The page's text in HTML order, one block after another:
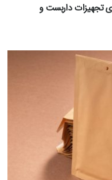
تجهیزات داربست و